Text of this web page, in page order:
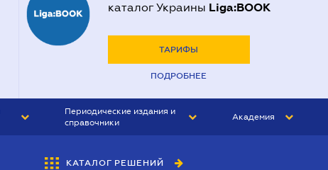
каталог Украины Liga:BOOK
ТАРИФЫ
ПОДРОБНЕЕ
Периодические издания и
справочники
Академия
КАТАЛОГ РЕШЕНИЙ